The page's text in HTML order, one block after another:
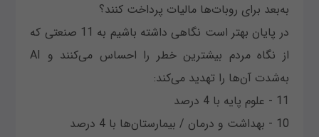
به‌بعد برای روبات‌ها مالیات پرداخت کنند؟
در پایان بهتر است نگاهی داشته باشیم به 11 صنعتی که
از نگاه مردم بیشترین خطر را احساس می‌کنند و AI
به‌شدت آن‌ها را تهدید می‌کند:
11 - علوم پایه با 4 درصد
10 - بهداشت و درمان / بیمارستان‌ها با 4 درصد